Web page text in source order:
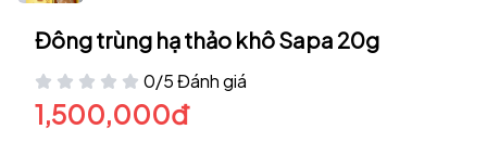
Đông trùng hạ thảo khô Sapa 20g
0/5 Đánh giá
1,500,000đ